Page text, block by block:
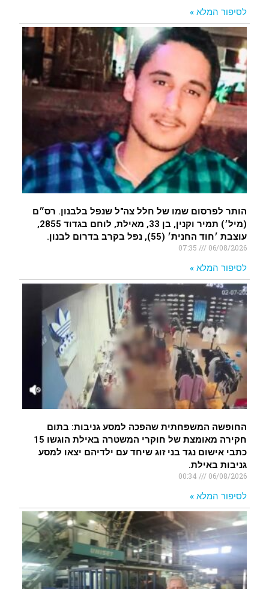
לסיפור המלא »
הותר לפרסום שמו של חלל צה"ל שנפל בלבנון. רס״ם
(מיל׳) תמיר וקנין, בן 33, מאילת, לוחם בגדוד 2855,
עוצבת ׳חוד החנית׳ (55), נפל בקרב בדרום לבנון.
06/08/2026
לסיפור המלא »
החופשה המשפחתית שהפכה למסע גניבות: בתום
חקירה מאומצת של חוקרי המשטרה באילת הוגשו 15
כתבי אישום נגד בני זוג שיחד עם ילדיהם יצאו למסע
גניבות באילת.
06/08/2026
לסיפור המלא »